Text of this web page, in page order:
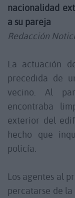
nacionalidad
a su pareja
Redacción
La actuación
precedida de
vecino. Al
encontraba
exterior del
hecho que
policía.
Los agentes al
percatarse de